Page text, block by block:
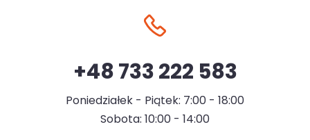
+48 733 222 583
Poniedziałek - Piątek: 7:00 - 18:00
Sobota: 10:00 - 14:00